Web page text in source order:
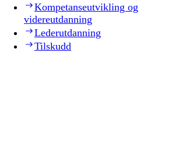
Kompetanseutvikling og
videreutdanning
Lederutdanning
Tilskudd